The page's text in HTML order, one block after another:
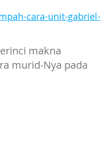
cara-unit-gabriel-
makna
murid-Nya pada